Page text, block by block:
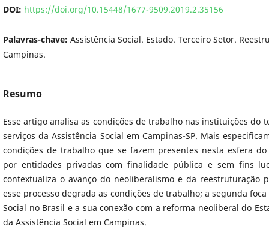
DOI: https://doi.org/10.15448/1677-9509.2019.2.35156
Palavras-chave: Assistência Social. Estado. Terceiro Setor.
Campinas.
Resumo
Esse artigo analisa as condições de trabalho nas instituições do
serviços da Assistência Social em Campinas-SP. Mais
condições de trabalho que se fazem presentes nesta esfera
por entidades privadas com finalidade pública e sem fins
contextualiza o avanço do neoliberalismo e da reestruturação
esse processo degrada as condições de trabalho; a segunda
Social no Brasil e a sua conexão com a reforma neoliberal do
da Assistência Social em Campinas.